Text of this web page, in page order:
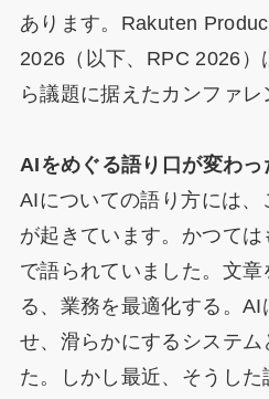
あります。Rakuten
2026（以下、RPC 2026）
ら議題に据えたカンファレ
AIをめぐる語り口が変わっ
AIについての語り方には
が起きています。かつて
で語られていました。文
る、業務を最適化する。AI
せ、滑らかにするシステム
た。しかし最近、そうした